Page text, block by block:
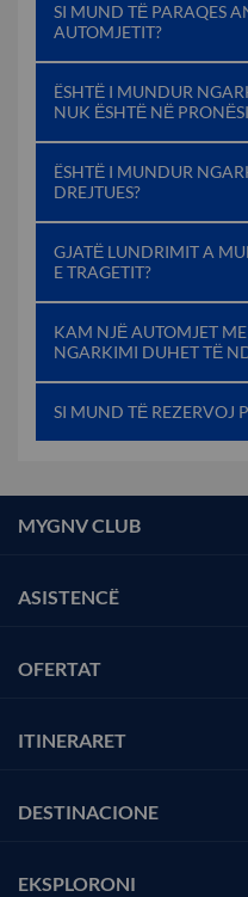
SI MUND TЁ PARAQES
AUTOMJETIT?
ËSHTЁ I MUNDUR
NUK ЁSHTЁ NЁ
ËSHTЁ I MUNDUR
DREJTUES?
GJATЁ LUNDRIMIT A
E TRAGETIT?
KAM NJЁ AUTOMJET
NGARKIMI DUHET TЁ
SI MUND TЁ REZERVOJ
MYGNV CLUB
ASISTENCË
OFERTAT
ITINERARET
DESTINACIONE
EKSPLORONI